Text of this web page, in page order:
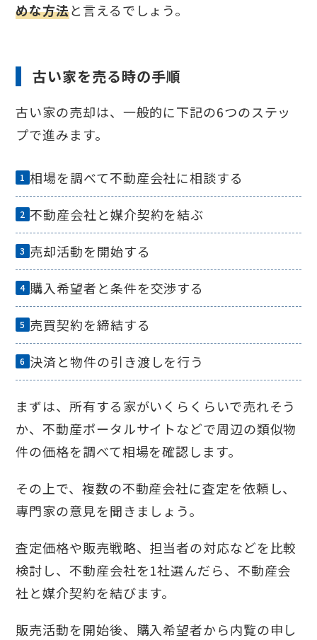
めな方法と言えるでしょう。
古い家を売る時の手順
古い家の売却は、一般的に下記の6つのステッ
プで進みます。
相場を調べて不動産会社に相談する
不動産会社と媒介契約を結ぶ
売却活動を開始する
購入希望者と条件を交渉する
売買契約を締結する
決済と物件の引き渡しを行う
まずは、所有する家がいくらくらいで売れそう
か、不動産ポータルサイトなどで周辺の類似物
件の価格を調べて相場を確認します。
その上で、複数の不動産会社に査定を依頼し、
専門家の意見を聞きましょう。
査定価格や販売戦略、担当者の対応などを比較
検討し、不動産会社を1社選んだら、不動産会
社と媒介契約を結びます。
販売活動を開始後、購入希望者から内覧の申し